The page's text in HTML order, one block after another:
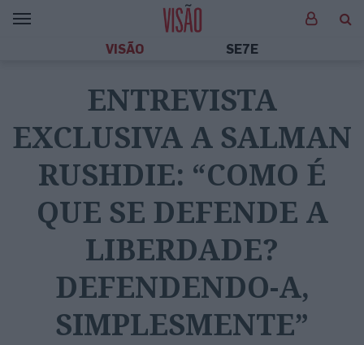
VISÃO SE7E
ENTREVISTA
EXCLUSIVA A SALMAN
RUSHDIE: “COMO É
QUE SE DEFENDE A
LIBERDADE?
DEFENDENDO-A,
SIMPLESMENTE”